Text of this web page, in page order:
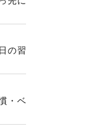
の習
・ベ